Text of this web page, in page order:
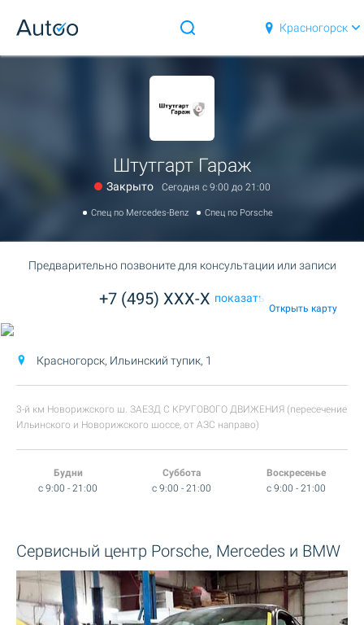
Красногорск
Штутгарт Гараж
Закрыто Сегодня c 9:00 до 21:00
Спец по Mercedes-Benz Спец по Porsche
Предварительно позвоните для консультации или записи
+7 (495) XXX-X показать
Открыть карту
Красногорск, Ильинский тупик, 1
3-й км Новорижского ш. ЗАЕЗД С КРУГОВОГО ДВИЖЕНИЯ (пересечение
Ильинского и Новорижского шоссе, от АЗС направо)
Будни
c 9:00 - 21:00
Суббота
c 9:00 - 21:00
Воскресенье
c 9:00 - 21:00
Сервисный центр Porsche, Mercedes и BMW